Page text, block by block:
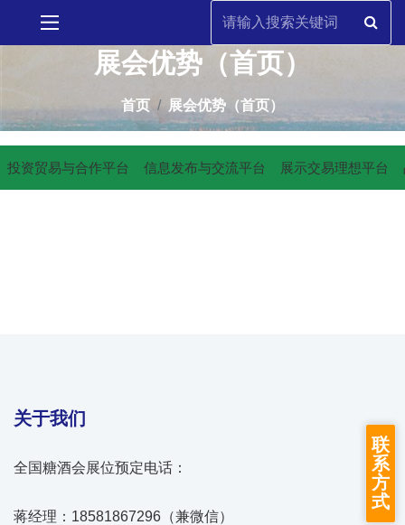
展会优势（首页）
首页 展会优势（首页）
投资贸易与合作平台 信息发布与交流平台 展示交易理想平台
关于我们
全国糖酒会展位预定电话：
蒋经理：18581867296（兼微信）
联
系
方
式